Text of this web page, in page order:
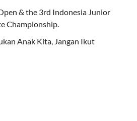
& the 3rd Indonesia Junior
Championship.
Anak Kita, Jangan Ikut